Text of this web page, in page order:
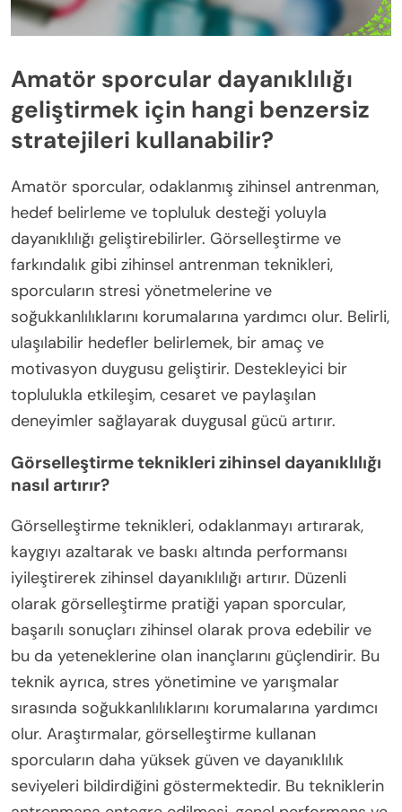
Amatör sporcular dayanıklılığı
geliştirmek için hangi benzersiz
stratejileri kullanabilir?
Amatör sporcular, odaklanmış zihinsel antrenman,
hedef belirleme ve topluluk desteği yoluyla
dayanıklılığı geliştirebilirler. Görselleştirme ve
farkındalık gibi zihinsel antrenman teknikleri,
sporcuların stresi yönetmelerine ve
soğukkanlılıklarını korumalarına yardımcı olur. Belirli,
ulaşılabilir hedefler belirlemek, bir amaç ve
motivasyon duygusu geliştirir. Destekleyici bir
toplulukla etkileşim, cesaret ve paylaşılan
deneyimler sağlayarak duygusal gücü artırır.
Görselleştirme teknikleri zihinsel dayanıklılığı
nasıl artırır?
Görselleştirme teknikleri, odaklanmayı artırarak,
kaygıyı azaltarak ve baskı altında performansı
iyileştirerek zihinsel dayanıklılığı artırır. Düzenli
olarak görselleştirme pratiği yapan sporcular,
başarılı sonuçları zihinsel olarak prova edebilir ve
bu da yeteneklerine olan inançlarını güçlendirir. Bu
teknik ayrıca, stres yönetimine ve yarışmalar
sırasında soğukkanlılıklarını korumalarına yardımcı
olur. Araştırmalar, görselleştirme kullanan
sporcuların daha yüksek güven ve dayanıklılık
seviyeleri bildirdiğini göstermektedir. Bu tekniklerin